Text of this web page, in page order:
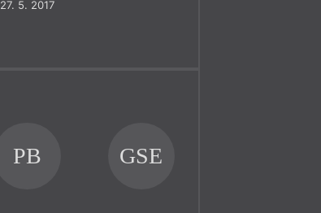
27. 5. 2017
PB GSE